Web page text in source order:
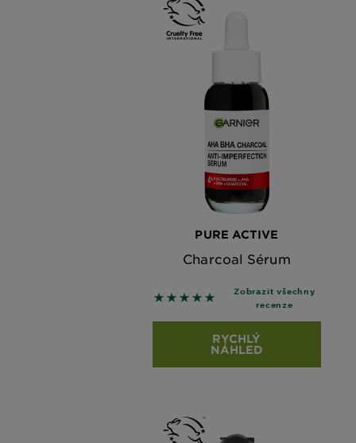
PURE ACTIVE
Charcoal Sérum
5 out of 5 stars based on
Zobrazit všechny
recenze
RYCHLÝ
NÁHLED